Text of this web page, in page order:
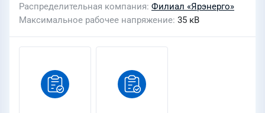
Распределительная компания Филиал «Ярэнерго»
Максимальное рабочее напряжение 35 кВ